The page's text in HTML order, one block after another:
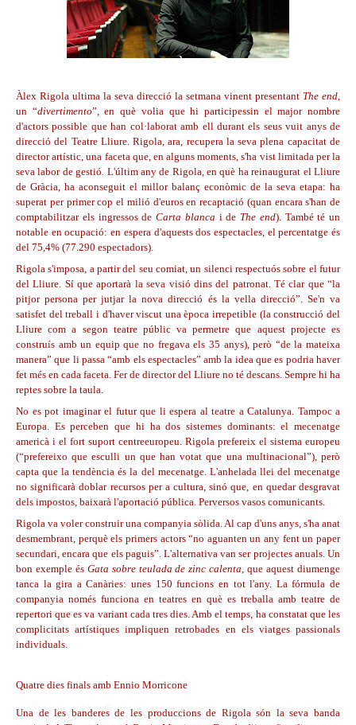
Àlex Rigola ultima la seva direcció la setmana vinent presentant The end,
un “divertimento”, en què volia que hi participessin el major nombre
d'actors possible que han col·laborat amb ell durant els seus vuit anys de
direcció del Teatre Lliure. Rigola, ara, recupera la seva plena capacitat de
director artístic, una faceta que, en alguns moments, s'ha vist limitada per la
seva labor de gestió. L'últim any de Rigola, en què ha reinaugurat el Lliure
de Gràcia, ha aconseguit el millor balanç econòmic de la seva etapa: ha
superat per primer cop el milió d'euros en recaptació (quan encara s'han de
comptabilitzar els ingressos de Carta blanca i de The end). També té un
notable en ocupació: en espera d'aquests dos espectacles, el percentatge és
del 75,4% (77.290 espectadors).
Rigola s'imposa, a partir del seu comiat, un silenci respectuós sobre el futur
del Lliure. Sí que aportarà la seva visió dins del patronat. Té clar que “la
pitjor persona per jutjar la nova direcció és la vella direcció”. Se'n va
satisfet del treball i d'haver viscut una època irrepetible (la construcció del
Lliure com a segon teatre públic va permetre que aquest projecte es
construís amb un equip que no fregava els 35 anys), però “de la mateixa
manera” que li passa “amb els espectacles” amb la idea que es podria haver
fet més en cada faceta. Fer de director del Lliure no té descans. Sempre hi ha
reptes sobre la taula.
No es pot imaginar el futur que li espera al teatre a Catalunya. Tampoc a
Europa. Es perceben que hi ha dos sistemes dominants: el mecenatge
americà i el fort suport centreeuropeu. Rigola prefereix el sistema europeu
(“prefereixo que esculli un que han votat que una multinacional”), però
capta que la tendència és la del mecenatge. L'anhelada llei del mecenatge
no significarà doblar recursos per a cultura, sinó que, en quedar desgravat
dels impostos, baixarà l'aportació pública. Perversos vasos comunicants.
Rigola va voler construir una companyia sòlida. Al cap d'uns anys, s'ha anat
desmembrant, perquè els primers actors “no aguanten un any fent un paper
secundari, encara que els paguis”. L'alternativa van ser projectes anuals. Un
bon exemple és Gata sobre teulada de zinc calenta, que aquest diumenge
tanca la gira a Canàries: unes 150 funcions en tot l'any. La fórmula de
companyia només funciona en teatres en què es treballa amb teatre de
repertori que es va variant cada tres dies. Amb el temps, ha constatat que les
complicitats artístiques impliquen retrobades en els viatges passionals
individuals.
Quatre dies finals amb Ennio Morricone
Una de les banderes de les produccions de Rigola són la seva banda